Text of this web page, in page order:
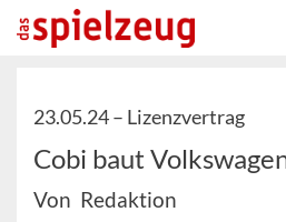
23.05.24 – Lizenzvertrag
Cobi baut
Von Redaktion